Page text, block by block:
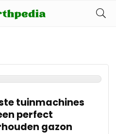
tuinmachines
perfect
gazon